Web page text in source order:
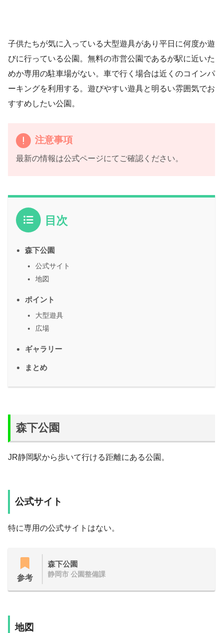
子供たちが気に入っている大型遊具があり平日に何度か遊
びに行っている公園。無料の市営公園であるが駅に近いた
めか専用の駐車場がない。車で行く場合は近くのコインパ
ーキングを利用する。遊びやすい遊具と明るい雰囲気でお
すすめしたい公園。
注意事項
最新の情報は公式ページにてご確認ください。
目次
森下公園
公式サイト
地図
ポイント
大型遊具
広場
ギャラリー
まとめ
森下公園
JR静岡駅から歩いて行ける距離にある公園。
公式サイト
特に専用の公式サイトはない。
参考
森下公園
静岡市 公園整備課
地図